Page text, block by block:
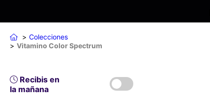
Colecciones
Vitamino Color Spectrum
Recibis en
la mañana